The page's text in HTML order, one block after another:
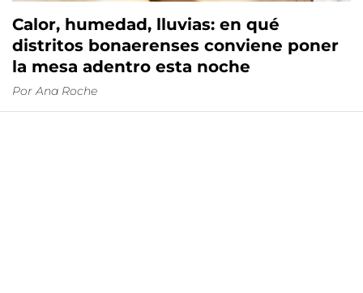
Calor, humedad, lluvias: en qué
distritos bonaerenses conviene poner
la mesa adentro esta noche
Por Ana Roche